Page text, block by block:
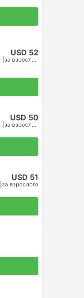
USD 52
| за взрослого
USD 50
| за взрослого
USD 51
за взрослого